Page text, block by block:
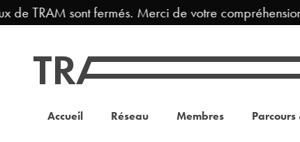
TRAM sont fermés. Merci de votre compréhension.
Accueil Réseau Membres